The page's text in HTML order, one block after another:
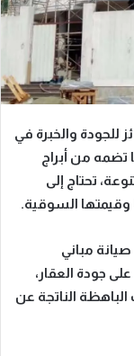
للجودة والخبرة في
تضمه من أبراج
تحتاج إلى
وقيمتها السوقية.
مباني
جودة العقار،
الباهظة الناتجة عن